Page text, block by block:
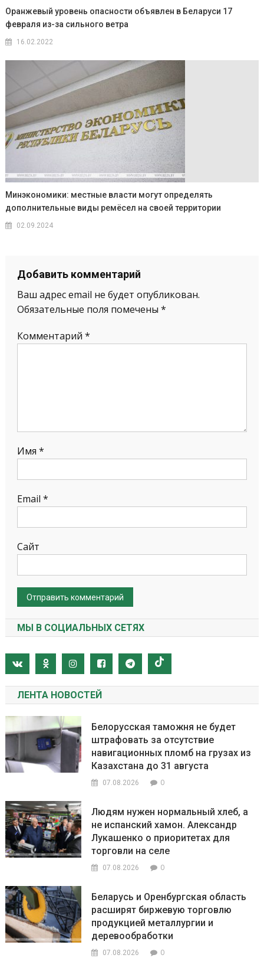
Оранжевый уровень опасности объявлен в Беларуси 17
февраля из-за сильного ветра
16.02.2022
Минэкономики: местные власти могут определять
дополнительные виды ремёсел на своей территории
02.09.2024
Добавить комментарий
Ваш адрес email не будет опубликован.
Обязательные поля помечены *
Комментарий *
Имя *
Email *
Сайт
МЫ В СОЦИАЛЬНЫХ СЕТЯХ
ЛЕНТА НОВОСТЕЙ
Белорусская таможня не будет
штрафовать за отсутствие
навигационных пломб на грузах из
Казахстана до 31 августа
07.08.2026 0
Людям нужен нормальный хлеб, а
не испанский хамон. Александр
Лукашенко о приоритетах для
торговли на селе
07.08.2026 0
Беларусь и Оренбургская область
расширят биржевую торговлю
продукцией металлургии и
деревообработки
07.08.2026 0